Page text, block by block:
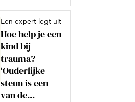
Een expert legt uit
Hoe help je een
kind bij
trauma?
‘Ouderlijke
steun is een
van de...